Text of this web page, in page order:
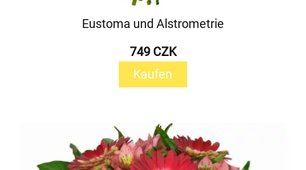
Eustoma und Alstrometrie
749 CZK
Kaufen